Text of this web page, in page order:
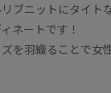
ブニットにタイト
ネートです！
を羽織ることで女